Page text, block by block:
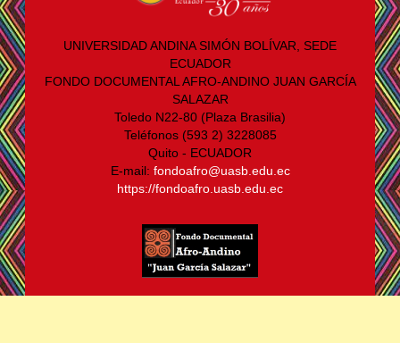
UNIVERSIDAD ANDINA SIMÓN BOLÍVAR, SEDE
ECUADOR
FONDO DOCUMENTAL AFRO-ANDINO JUAN GARCÍA
SALAZAR
Toledo N22-80 (Plaza Brasilia)
Teléfonos (593 2) 3228085
Quito - ECUADOR
E-mail: fondoafro@uasb.edu.ec
https://fondoafro.uasb.edu.ec